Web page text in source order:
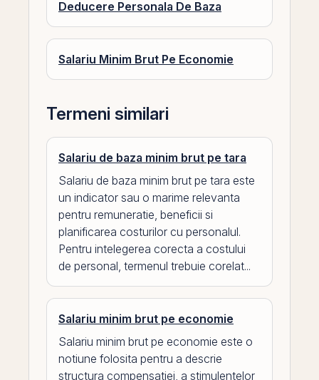
Deducere Personala De Baza
Salariu Minim Brut Pe Economie
Termeni similari
Salariu de baza minim brut pe tara
Salariu de baza minim brut pe tara este
un indicator sau o marime relevanta
pentru remuneratie, beneficii si
planificarea costurilor cu personalul.
Pentru intelegerea corecta a costului
de personal, termenul trebuie corelat...
Salariu minim brut pe economie
Salariu minim brut pe economie este o
notiune folosita pentru a descrie
structura compensatiei, a stimulentelor